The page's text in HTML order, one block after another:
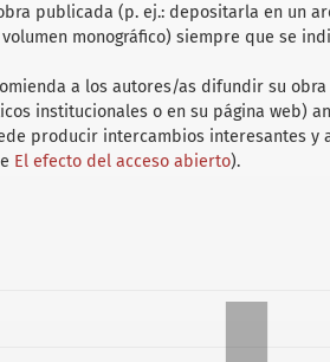
publicada (p. ej.: depositarla en un
monográfico) siempre que se
a los autores/as difundir su
institucionales o en su página web)
producir intercambios interesantes y
El efecto del acceso abierto).